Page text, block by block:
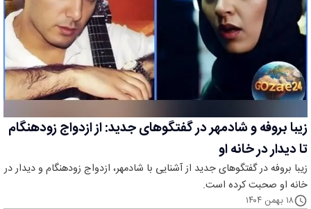
زیبا بروفه و شادمهر در گفتگوهای جدید: از ازدواج زودهنگام
تا دیدار در خانه او
زیبا بروفه در گفتگوهای جدید از آشنایی با شادمهر، ازدواج زودهنگام و دیدار در
خانه او صحبت کرده است.
۱۸ بهمن ۱۴۰۴